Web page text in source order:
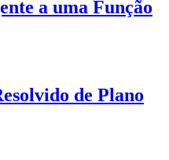
a uma Função
de Plano